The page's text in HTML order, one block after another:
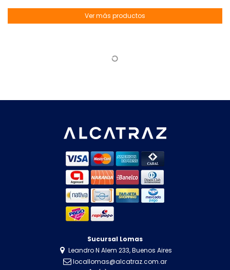
Ver más productos
Sucursal Lomas
Leandro N Alem 233, Buenos Aires
locallomas@alcatraz.com.ar